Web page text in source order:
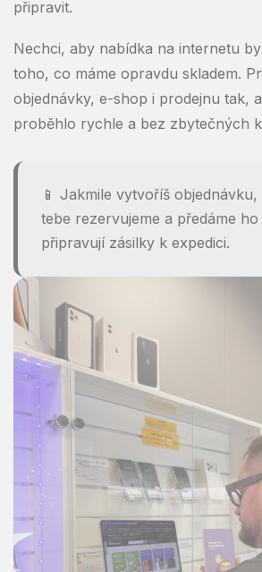
připravit.
Nechci, aby nabídka na internetu
toho, co máme opravdu skladem.
objednávky, e-shop i prodejnu tak,
proběhlo rychle a bez zbytečných
📱 Jakmile vytvoříš
tebe rezervujeme a předáme
připravují zásilky k expedici.